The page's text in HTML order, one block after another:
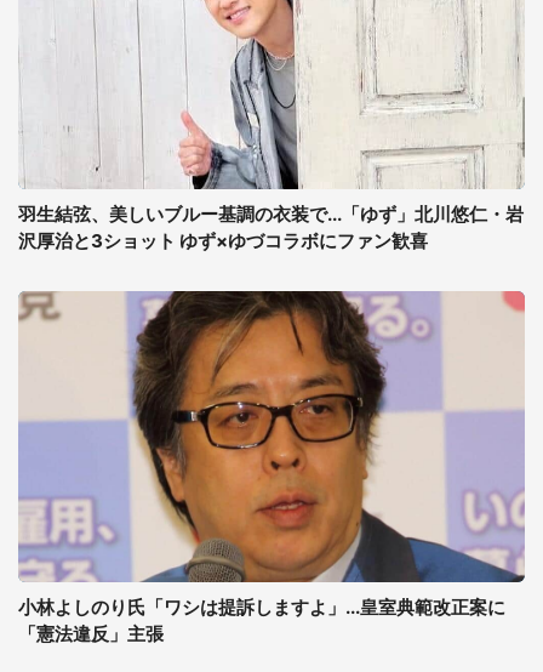
羽生結弦、美しいブルー基調の衣装で...「ゆず」北川悠仁・岩
沢厚治と3ショット ゆず×ゆづコラボにファン歓喜
小林よしのり氏「ワシは提訴しますよ」...皇室典範改正案に
「憲法違反」主張